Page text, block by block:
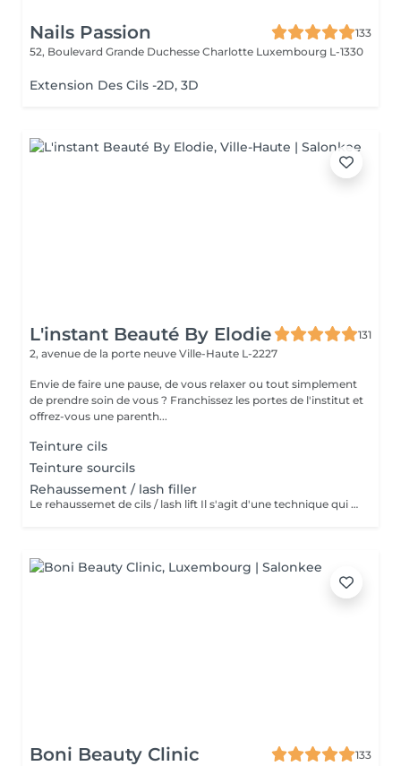
Nails Passion
133
52, Boulevard Grande Duchesse Charlotte Luxembourg L-1330
Extension Des Cils -2D, 3D
L'instant Beauté By Elodie
131
2, avenue de la porte neuve Ville-Haute L-2227
Envie de faire une pause, de vous relaxer ou tout simplement
de prendre soin de vous ? Franchissez les portes de l'institut et
offrez-vous une parenth...
Teinture cils
Teinture sourcils
Rehaussement / lash filler
Le rehaussemet de cils / lash lift Il s'agit d'une technique qui consiste à recourber, rehausser les cils naturels pour une periode de 4 à 6 semaines.le simple rehaussement ne comprend pas la teinture et le soin à la kératine contrairement au soin lash botox Technique qui permet de rehausser, améliorer, soigner et épaissir les cils. Le soin lash botox / keratine appliquer est un soin complet pour vos cils. Précautions a prendre : Venir sans lentilles de contact Eviter l'exposition au soleil et mouiller les cils 24 heures après
Boni Beauty Clinic
133